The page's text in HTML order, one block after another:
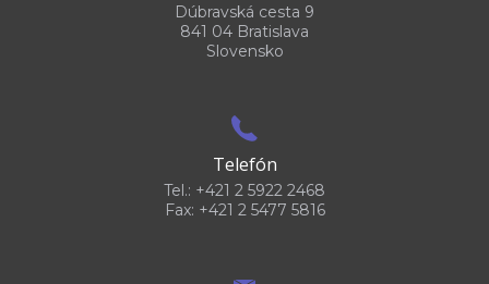
Dúbravská cesta 9
841 04 Bratislava
Slovensko
Telefón
Tel.: +421 2 5922 2468
Fax: +421 2 5477 5816